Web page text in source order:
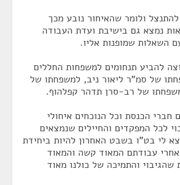
ולומר שהאיחור נובע מכך
נמצא גם בישיבת ועדת העבודה
השאלות שמופנות אליו.
להביע תנחומים למשפחות החללים
של סמ"ר ליאור ניב, למשפחתו של
של רב-סרן תדהר קפלהוף.
הכנסת וכל הנוכחים איחולי
לכל המפקדים והחיילים שנמצאים
לי בט"ו בשבט האחרון להיות ביחידת
עבודתם המאוד קשה והמאוד
והתמיכה של כולנו מאוד